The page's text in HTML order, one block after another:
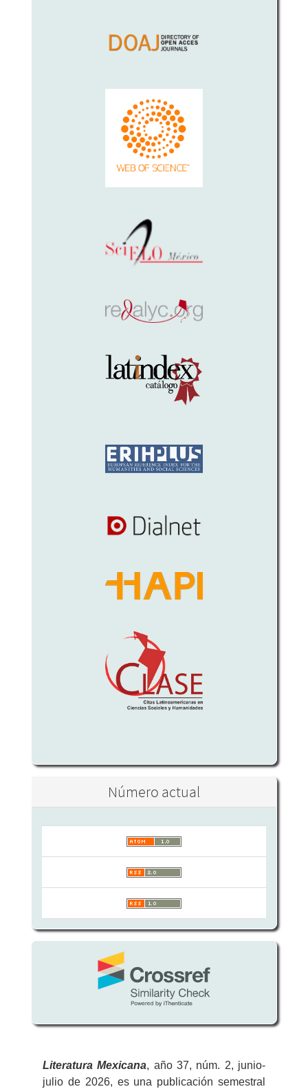
Número actual
Literatura Mexicana, año 37, núm. 2, junio-
julio de 2026, es una publicación semestral